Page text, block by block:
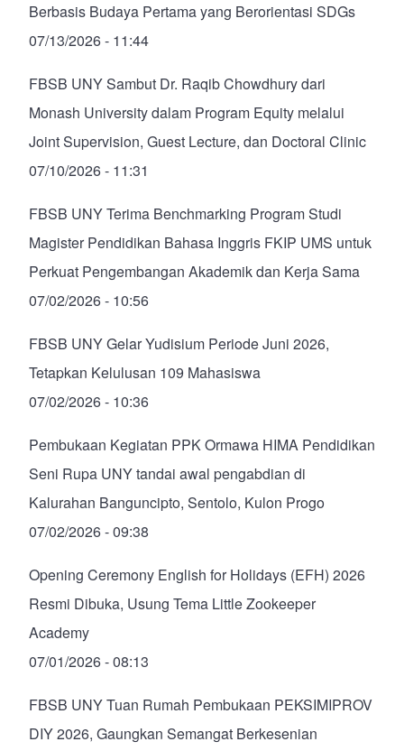
Berbasis Budaya Pertama yang Berorientasi SDGs
07/13/2026 - 11:44
FBSB UNY Sambut Dr. Raqib Chowdhury dari
Monash University dalam Program Equity melalui
Joint Supervision, Guest Lecture, dan Doctoral Clinic
07/10/2026 - 11:31
FBSB UNY Terima Benchmarking Program Studi
Magister Pendidikan Bahasa Inggris FKIP UMS untuk
Perkuat Pengembangan Akademik dan Kerja Sama
07/02/2026 - 10:56
FBSB UNY Gelar Yudisium Periode Juni 2026,
Tetapkan Kelulusan 109 Mahasiswa
07/02/2026 - 10:36
Pembukaan Kegiatan PPK Ormawa HIMA Pendidikan
Seni Rupa UNY tandai awal pengabdian di
Kalurahan Banguncipto, Sentolo, Kulon Progo
07/02/2026 - 09:38
Opening Ceremony English for Holidays (EFH) 2026
Resmi Dibuka, Usung Tema Little Zookeeper
Academy
07/01/2026 - 08:13
FBSB UNY Tuan Rumah Pembukaan PEKSIMIPROV
DIY 2026, Gaungkan Semangat Berkesenian